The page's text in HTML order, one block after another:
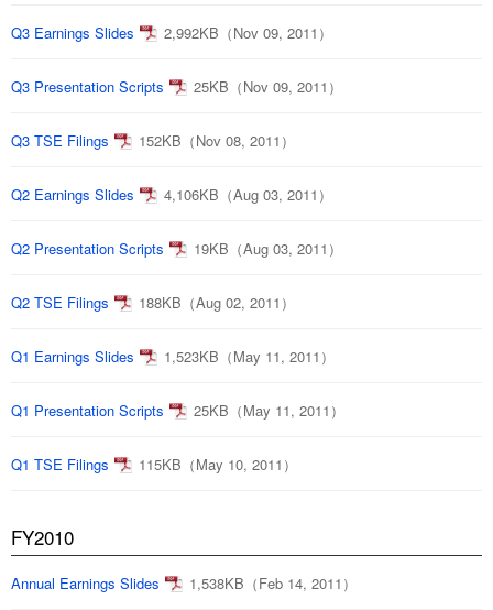
Q3 Earnings Slides 2,992KB（Nov 09, 2011）
Q3 Presentation Scripts 25KB（Nov 09, 2011）
Q3 TSE Filings 152KB（Nov 08, 2011）
Q2 Earnings Slides 4,106KB（Aug 03, 2011）
Q2 Presentation Scripts 19KB（Aug 03, 2011）
Q2 TSE Filings 188KB（Aug 02, 2011）
Q1 Earnings Slides 1,523KB（May 11, 2011）
Q1 Presentation Scripts 25KB（May 11, 2011）
Q1 TSE Filings 115KB（May 10, 2011）
FY2010
Annual Earnings Slides 1,538KB（Feb 14, 2011）